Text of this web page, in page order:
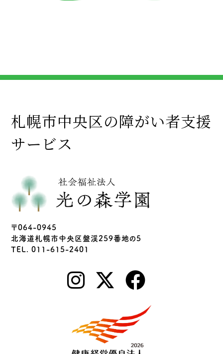
札幌市中央区の障がい者支援
サービス
〒064-0945
北海道札幌市中央区盤渓259番地の5
TEL. 011-615-2401